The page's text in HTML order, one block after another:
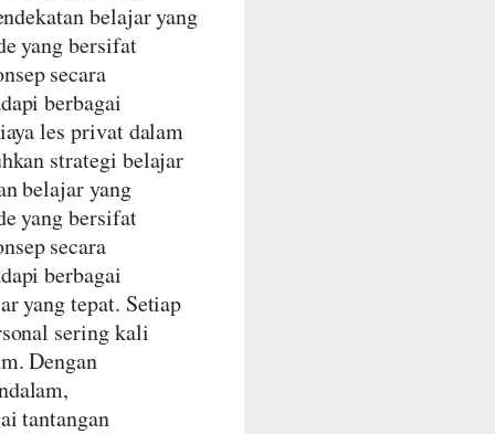
belajar yang
yang bersifat
secara
berbagai
les privat dalam
strategi belajar
belajar yang
yang bersifat
secara
berbagai
yang tepat. Setiap
sering kali
Dengan
tantangan